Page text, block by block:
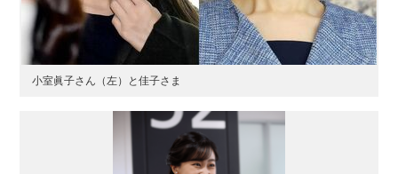
小室眞子さん（左）と佳子さま